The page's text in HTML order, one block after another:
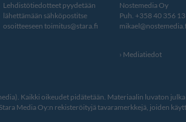
Lehdistötiedotteet pyydetään
lähettämään sähköpostitse
osoitteeseen toimitus@stara.fi
Nostemedia Oy
Puh. +358 40 356
Mediatiedot
Kaikki oikeudet pidätetään. Materiaalin luvaton
Media Oy:n rekisteröityjä tavaramerkkejä, joiden